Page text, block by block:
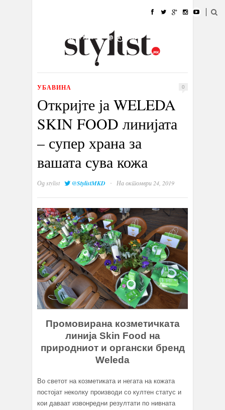
УБАВИНА
КУЛТУРА @РАБОТА
ИЗЛОГ
УБАВИНА 0
Откријте ја WELEDA
SKIN FOOD линијата
– супер храна за
вашата сува кожа
Одstylist @StylistMKD · На октомври 24, 2019
Промовирана козметичката
линија Skin Food на
природниот и органски бренд
Weleda
Во светот на козметиката и негата на кожата
постојат неколку производи со култен статус и
кои даваат извонредни резултати по нивната